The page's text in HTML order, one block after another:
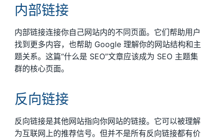
内部链接
内部链接连接你自己网站内的不同页面。它们帮助用户
找到更多内容，也帮助 Google 理解你的网站结构和主
题关系。这篇“什么是 SEO”文章应该成为 SEO 主题集
群的核心页面。
反向链接
反向链接是其他网站指向你网站的链接。它可以被理解
为互联网上的推荐信号。但并不是所有反向链接都有价